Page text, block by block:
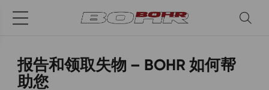
报告和领取失物 – BOHR 如何帮
助您